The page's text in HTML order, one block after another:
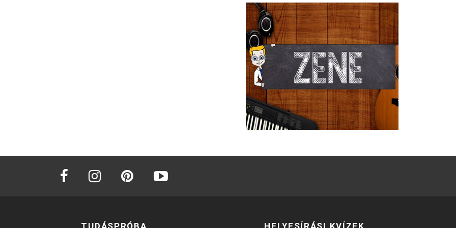
facebook instagram
TUDÁSPRÓBA HELYESÍRÁSI KVÍZEK